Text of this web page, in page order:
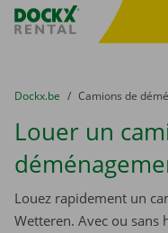
sitename
You are here:
du
Dockx.be to
Camions de
Louer un
Louez rapidement un
Wetteren. Avec ou sans